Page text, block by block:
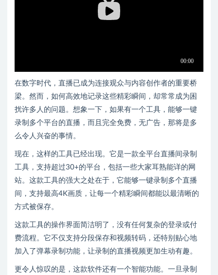
在数字时代，直播已成为连接观众与内容创作者的重要桥
梁。然而，如何高效地记录这些精彩瞬间，却常常成为困
扰许多人的问题。想象一下，如果有一个工具，能够一键
录制多个平台的直播，而且完全免费，无广告，那将是多
么令人兴奋的事情。
现在，这样的工具已经出现。它是一款全平台直播间录制
工具，支持超过30+的平台，包括一些大家耳熟能详的网
站。这款工具的强大之处在于，它能够一键录制多个直播
间，支持最高4K画质，让每一个精彩瞬间都能以最清晰的
方式被保存。
这款工具的操作界面简洁明了，没有任何复杂的登录或付
费流程。它不仅支持分段保存和视频转码，还特别贴心地
加入了弹幕录制功能，让录制的直播视频更加生动有趣。
更令人惊叹的是，这款软件还有一个智能功能。一旦录制